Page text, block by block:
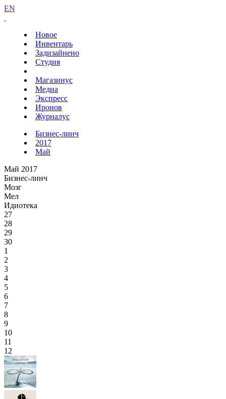
EN
Новое
Инвентарь
Задизайнено
Студия
Магазинус
Медиа
Экспресс
Иронов
Журналус
Бизнес-линч
2017
Май
Май 2017
Бизнес-линч
Мозг
Мел
Идиотека
27
28
29
30
1
2
3
4
5
6
7
8
9
10
11
12